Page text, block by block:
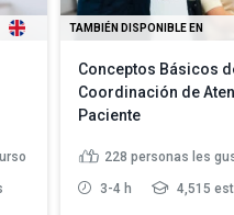
TAMBIÉN DISPONIBLE EN
Conceptos Básicos
Coordinación de
Paciente
228 personas les
3-4 h 4,515